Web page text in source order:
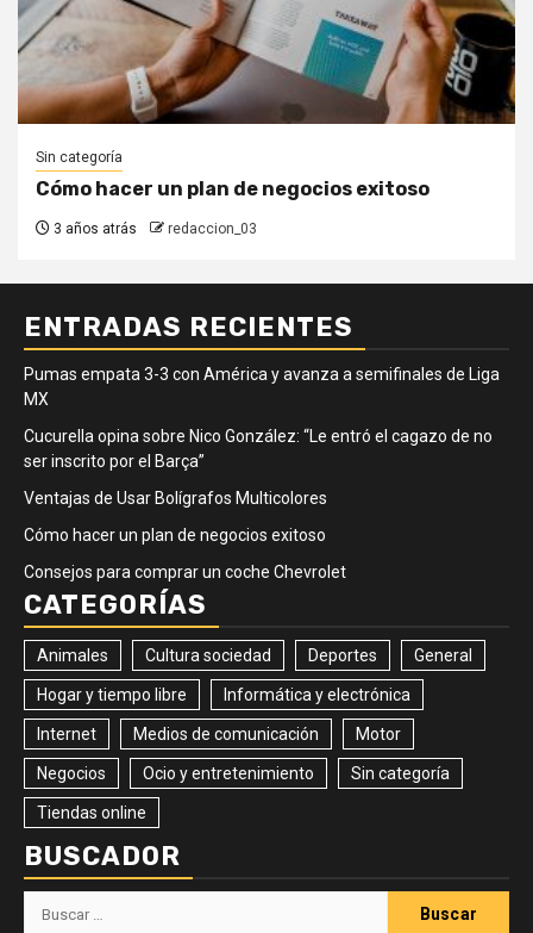
Sin categoría
Cómo hacer un plan de negocios exitoso
3 años atrás redaccion_03
ENTRADAS RECIENTES
Pumas empata 3-3 con América y avanza a semifinales de Liga
MX
Cucurella opina sobre Nico González: “Le entró el cagazo de no
ser inscrito por el Barça”
Ventajas de Usar Bolígrafos Multicolores
Cómo hacer un plan de negocios exitoso
Consejos para comprar un coche Chevrolet
CATEGORÍAS
Animales Cultura sociedad Deportes General
Hogar y tiempo libre Informática y electrónica
Internet Medios de comunicación Motor
Negocios Ocio y entretenimiento Sin categoría
Tiendas online
BUSCADOR
Buscar: